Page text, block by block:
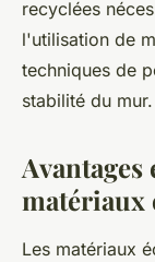
recyclées
l'utilisation de
techniques de
stabilité du mur.
matériaux
Les matériaux